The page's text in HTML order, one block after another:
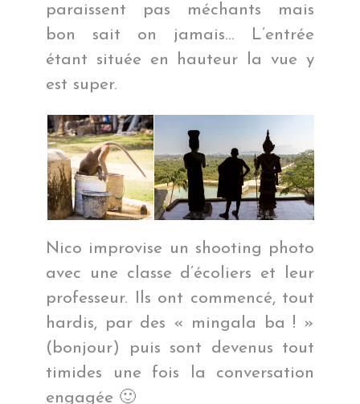
paraissent pas méchants mais
bon sait on jamais… L’entrée
étant située en hauteur la vue y
est super.
Nico improvise un shooting photo
avec une classe d’écoliers et leur
professeur. Ils ont commencé, tout
hardis, par des « mingala ba ! »
(bonjour) puis sont devenus tout
timides une fois la conversation
engagée 🙂